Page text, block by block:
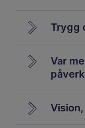
Trygg
Var